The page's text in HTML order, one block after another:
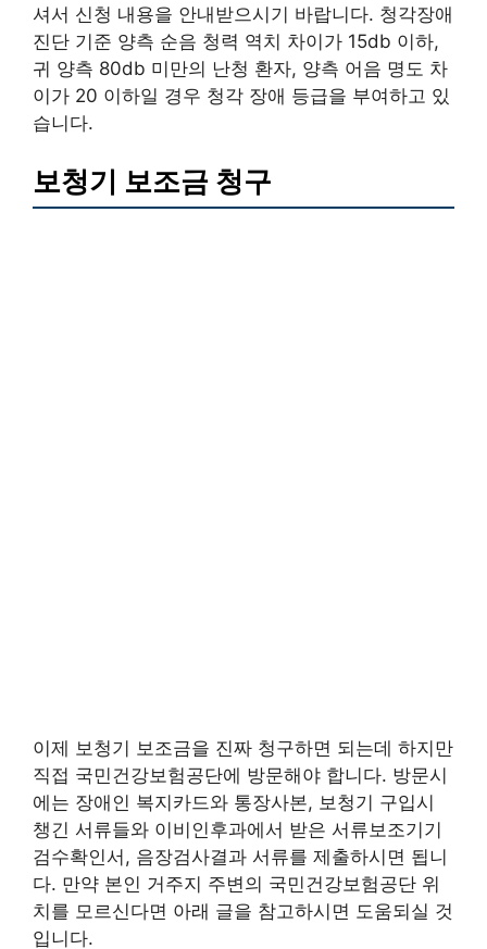
셔서 신청 내용을 안내받으시기 바랍니다. 청각장애
진단 기준 양측 순음 청력 역치 차이가 15db 이하,
귀 양측 80db 미만의 난청 환자, 양측 어음 명도 차
이가 20 이하일 경우 청각 장애 등급을 부여하고 있
습니다.
보청기 보조금 청구
이제 보청기 보조금을 진짜 청구하면 되는데 하지만
직접 국민건강보험공단에 방문해야 합니다. 방문시
에는 장애인 복지카드와 통장사본, 보청기 구입시
챙긴 서류들와 이비인후과에서 받은 서류보조기기
검수확인서, 음장검사결과 서류를 제출하시면 됩니
다. 만약 본인 거주지 주변의 국민건강보험공단 위
치를 모르신다면 아래 글을 참고하시면 도움되실 것
입니다.